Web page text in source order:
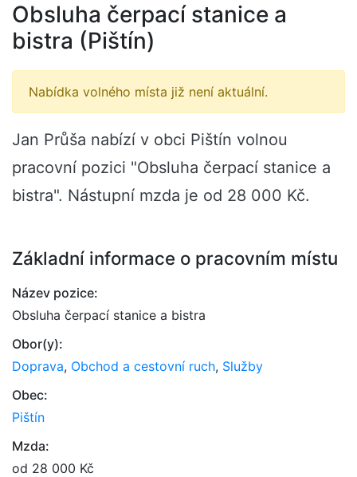
Obsluha čerpací stanice a
bistra (Pištín)
Nabídka volného místa již není aktuální.
Jan Průša nabízí v obci Pištín volnou
pracovní pozici "Obsluha čerpací stanice a
bistra". Nástupní mzda je od 28 000 Kč.
Základní informace o pracovním místu
Název pozice:
Obsluha čerpací stanice a bistra
Obor(y):
Doprava, Obchod a cestovní ruch, Služby
Obec:
Pištín
Mzda:
od 28 000 Kč